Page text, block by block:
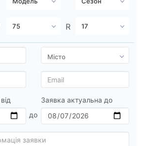
Заявка актуальна до